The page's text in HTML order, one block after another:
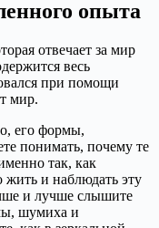
опыта
отвечает за мир
весь
при помощи
мир.
его формы,
понимать, почему те
так, как
жить и наблюдать эту
и лучше слышите
шумиха и